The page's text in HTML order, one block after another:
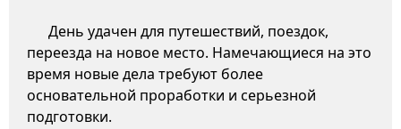
День удачен для путешествий, поездок,
переезда на новое место. Намечающиеся на это
время новые дела требуют более
основательной проработки и серьезной
подготовки.